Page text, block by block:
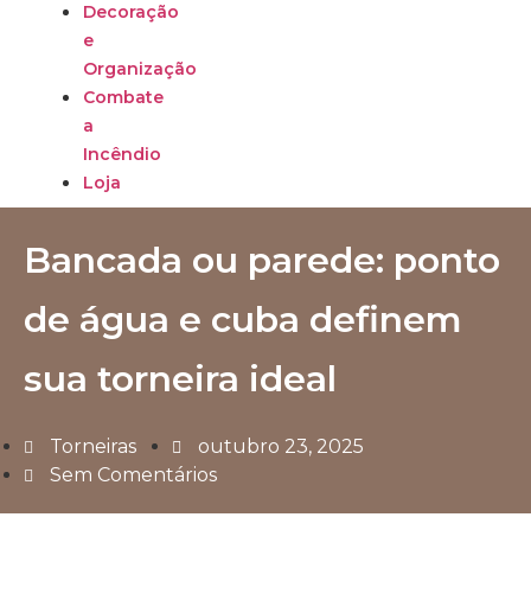
Decoração
e
Organização
Combate
a
Incêndio
Loja
Bancada ou parede: ponto
de água e cuba definem
sua torneira ideal
Torneiras
outubro 23, 2025
Sem Comentários